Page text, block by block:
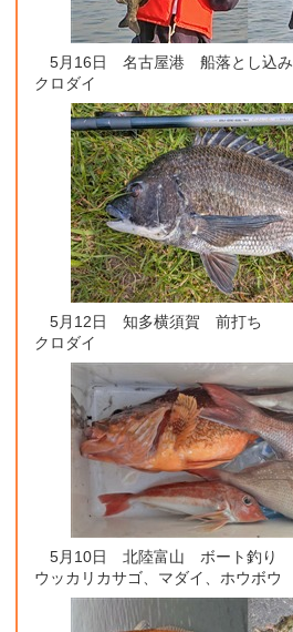
5月16日 名古屋港 船落とし込み
クロダイ
5月12日 知多横須賀 前打ち
クロダイ
5月10日 北陸富山 ボート釣り
ウッカリカサゴ、マダイ、ホウボウ